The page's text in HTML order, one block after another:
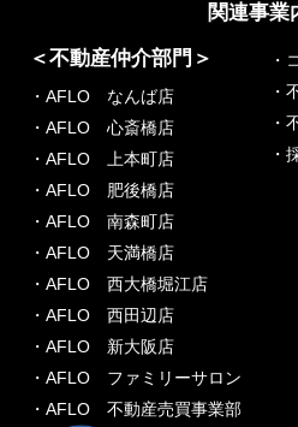
関連事業
＜不動産仲介部門＞
・AFLO なんば店
・AFLO 心斎橋店
・AFLO 上本町店
・AFLO 肥後橋店
・AFLO 南森町店
・AFLO 天満橋店
・AFLO 西大橋堀江店
・AFLO 西田辺店
・AFLO 新大阪店
・AFLO ファミリーサロン
・AFLO 不動産売買事業部
・
・
・
・